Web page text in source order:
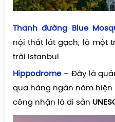
Thánh đường Blue
nộithất lát gạch, là một
trời Istanbul
Hippodrome– Đây là
qua hàng ngàn năm
công nhận là di sản